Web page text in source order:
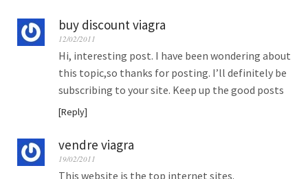
buy discount viagra
12/02/2011
Hi, interesting post. I have been wondering about
this topic,so thanks for posting. I’ll definitely be
subscribing to your site. Keep up the good posts
Reply
vendre viagra
19/02/2011
This website is the top internet sites.